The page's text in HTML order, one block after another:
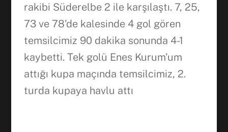
rakibi Süderelbe 2 ile karşılaştı. 7, 25,
73 ve 78’de kalesinde 4 gol gören
temsilcimiz 90 dakika sonunda 4-1
kaybetti. Tek golü Enes Kurum’um
attığı kupa maçında temsilcimiz, 2.
turda kupaya havlu attı
WhatsApp